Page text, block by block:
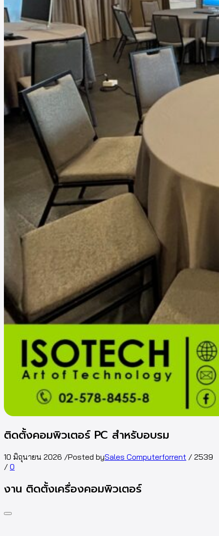
ติดตั้งคอมพิวเตอร์ PC สำหรับอบรม
10 มิถุนายน 2026 /Posted bySales Computerforrent / 2539
/ 0
งาน ติดตั้งเครื่องคอมพิวเตอร์